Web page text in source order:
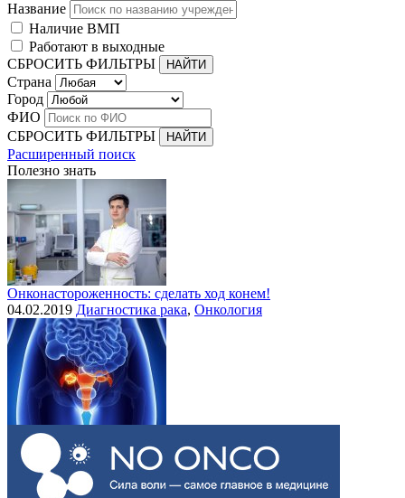
Название
Наличие ВМП
Работают в выходные
СБРОСИТЬ ФИЛЬТРЫ
Страна
Город
ФИО
СБРОСИТЬ ФИЛЬТРЫ
Расширенный поиск
Полезно знать
Онконастороженность: сделать ход конем!
04.02.2019 Диагностика рака, Онкология
Выделения при раке шейки матки
30.07.2015 Рак шейки матки